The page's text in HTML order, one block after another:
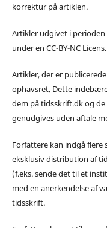
korrektur på artiklen.
Artikler udgivet i perioden
under en CC-BY-NC Licens.
Artikler, der er
ophavsret. Dette
dem på tidsskrift.dk og
genudgives uden aftale
Forfattere kan indgå
eksklusiv distribution af
(f.eks. sende det til et
med en anerkendelse af
tidsskrift.